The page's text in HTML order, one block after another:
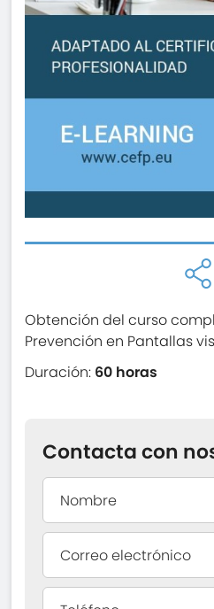
Obtención del curso
Prevención en Pantallas
Duración: 60 horas
Contacta con